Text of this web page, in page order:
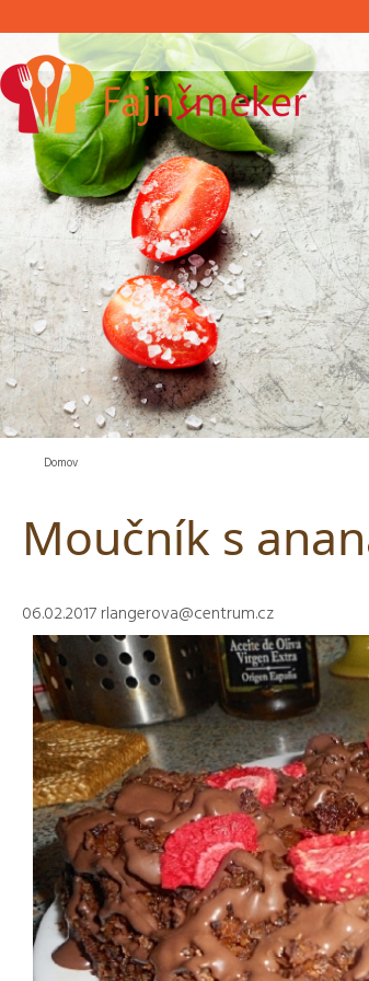
Domov
Moučník s
06.02.2017 rlangerova@centrum.cz